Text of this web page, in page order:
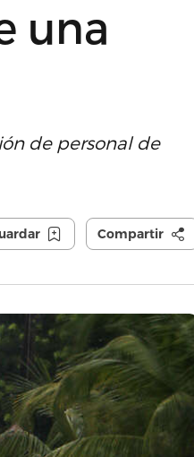
una
de personal de
Compartir